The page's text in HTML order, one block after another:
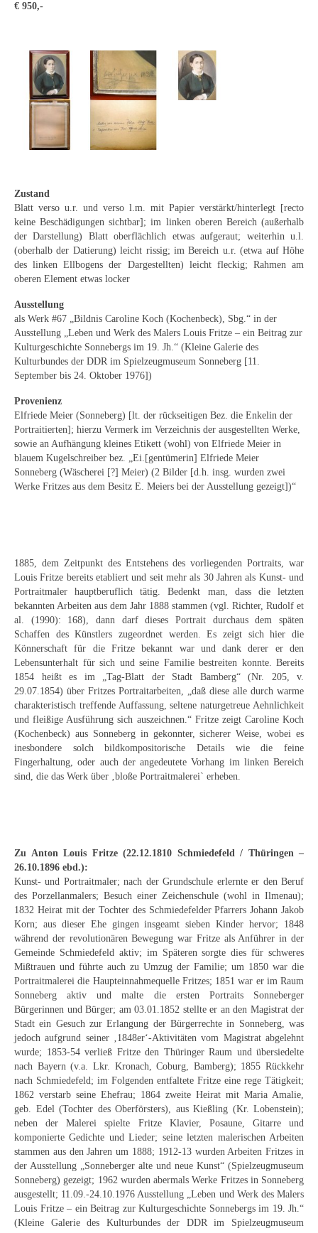
Weitere Künstler 1900-1945
Kunst nach 1945
Helmut Diekmann
Hermann Dieste
Ferdinand Springer
Arne Siegfried
Curt Wittenbecher
Weitere Künstler nach 1945
Unbekannt
Autographen / Dokumente
Herkunft & Wirkungsstätte
Berliner Künstler
Düsseldorfer Künstler
Fränkische Künstler
Pfälzer Künstler
Schwäbische Künstler
Weitere
Expressiver Realismus
Motive
Abstraktion
Industrie & Arbeit
Mediterrane Landschaft
Selbstbildnisse
Stillleben
Neues
Tägliche Dosis Kunst
Themenflyer
Themenflyer: Trügerische Idyllen
Themenflyer: Buch und Schrift in der Kunst
Themenflyer: Sehnsucht Süden
Themenflyer: Walter Becker
Themenflyer: Richild Holt
Themenflyer: Ernst Geitlinger
Themenflyer: Michel Wagner
Weitere Themenflyer
€ 950,-
Zustand
Blatt verso u.r. und verso l.m. mit Papier verstärkt/hinterlegt [recto
keine Beschädigungen sichtbar]; im linken oberen Bereich (außerhalb
der Darstellung) Blatt oberflächlich etwas aufgeraut; weiterhin u.l.
(oberhalb der Datierung) leicht rissig; im Bereich u.r. (etwa auf Höhe
des linken Ellbogens der Dargestellten) leicht fleckig; Rahmen am
oberen Element etwas locker
Ausstellung
als Werk #67 „Bildnis Caroline Koch (Kochenbeck), Sbg.“ in der
Ausstellung „Leben und Werk des Malers Louis Fritze – ein Beitrag zur
Kulturgeschichte Sonnebergs im 19. Jh.“ (Kleine Galerie des
Kulturbundes der DDR im Spielzeugmuseum Sonneberg [11.
September bis 24. Oktober 1976])
Provenienz
Elfriede Meier (Sonneberg) [lt. der rückseitigen Bez. die Enkelin der
Portraitierten]; hierzu Vermerk im Verzeichnis der ausgestellten Werke,
sowie an Aufhängung kleines Etikett (wohl) von Elfriede Meier in
blauem Kugelschreiber bez. „Ei.[gentümerin] Elfriede Meier
Sonneberg (Wäscherei [?] Meier) (2 Bilder [d.h. insg. wurden zwei
Werke Fritzes aus dem Besitz E. Meiers bei der Ausstellung gezeigt])“
1885, dem Zeitpunkt des Entstehens des vorliegenden Portraits, war
Louis Fritze bereits etabliert und seit mehr als 30 Jahren als Kunst- und
Portraitmaler hauptberuflich tätig. Bedenkt man, dass die letzten
bekannten Arbeiten aus dem Jahr 1888 stammen (vgl. Richter, Rudolf et
al. (1990): 168), dann darf dieses Portrait durchaus dem späten
Schaffen des Künstlers zugeordnet werden. Es zeigt sich hier die
Könnerschaft für die Fritze bekannt war und dank derer er den
Lebensunterhalt für sich und seine Familie bestreiten konnte. Bereits
1854 heißt es im „Tag-Blatt der Stadt Bamberg“ (Nr. 205, v.
29.07.1854) über Fritzes Portraitarbeiten, „daß diese alle durch warme
charakteristisch treffende Auffassung, seltene naturgetreue Aehnlichkeit
und fleißige Ausführung sich auszeichnen.“ Fritze zeigt Caroline Koch
(Kochenbeck) aus Sonneberg in gekonnter, sicherer Weise, wobei es
inesbondere solch bildkompositorische Details wie die feine
Fingerhaltung, oder auch der angedeutete Vorhang im linken Bereich
sind, die das Werk über ‚bloße Portraitmalerei` erheben.
Zu Anton Louis Fritze (22.12.1810 Schmiedefeld / Thüringen –
26.10.1896 ebd.):
Kunst- und Portraitmaler; nach der Grundschule erlernte er den Beruf
des Porzellanmalers; Besuch einer Zeichenschule (wohl in Ilmenau);
1832 Heirat mit der Tochter des Schmiedefelder Pfarrers Johann Jakob
Korn; aus dieser Ehe gingen insgeamt sieben Kinder hervor; 1848
während der revolutionären Bewegung war Fritze als Anführer in der
Gemeinde Schmiedefeld aktiv; im Späteren sorgte dies für schweres
Mißtrauen und führte auch zu Umzug der Familie; um 1850 war die
Portraitmalerei die Haupteinnahmequelle Fritzes; 1851 war er im Raum
Sonneberg aktiv und malte die ersten Portraits Sonneberger
Bürgerinnen und Bürger; am 03.01.1852 stellte er an den Magistrat der
Stadt ein Gesuch zur Erlangung der Bürgerrechte in Sonneberg, was
jedoch aufgrund seiner ‚1848er‘-Aktivitäten vom Magistrat abgelehnt
wurde; 1853-54 verließ Fritze den Thüringer Raum und übersiedelte
nach Bayern (v.a. Lkr. Kronach, Coburg, Bamberg); 1855 Rückkehr
nach Schmiedefeld; im Folgenden entfaltete Fritze eine rege Tätigkeit;
1862 verstarb seine Ehefrau; 1864 zweite Heirat mit Maria Amalie,
geb. Edel (Tochter des Oberförsters), aus Kießling (Kr. Lobenstein);
neben der Malerei spielte Fritze Klavier, Posaune, Gitarre und
komponierte Gedichte und Lieder; seine letzten malerischen Arbeiten
stammen aus den Jahren um 1888; 1912-13 wurden Arbeiten Fritzes in
der Ausstellung „Sonneberger alte und neue Kunst“ (Spielzeugmuseum
Sonneberg) gezeigt; 1962 wurden abermals Werke Fritzes in Sonneberg
ausgestellt; 11.09.-24.10.1976 Ausstellung „Leben und Werk des Malers
Louis Fritze – ein Beitrag zur Kulturgeschichte Sonnebergs im 19. Jh.“
(Kleine Galerie des Kulturbundes der DDR im Spielzeugmuseum